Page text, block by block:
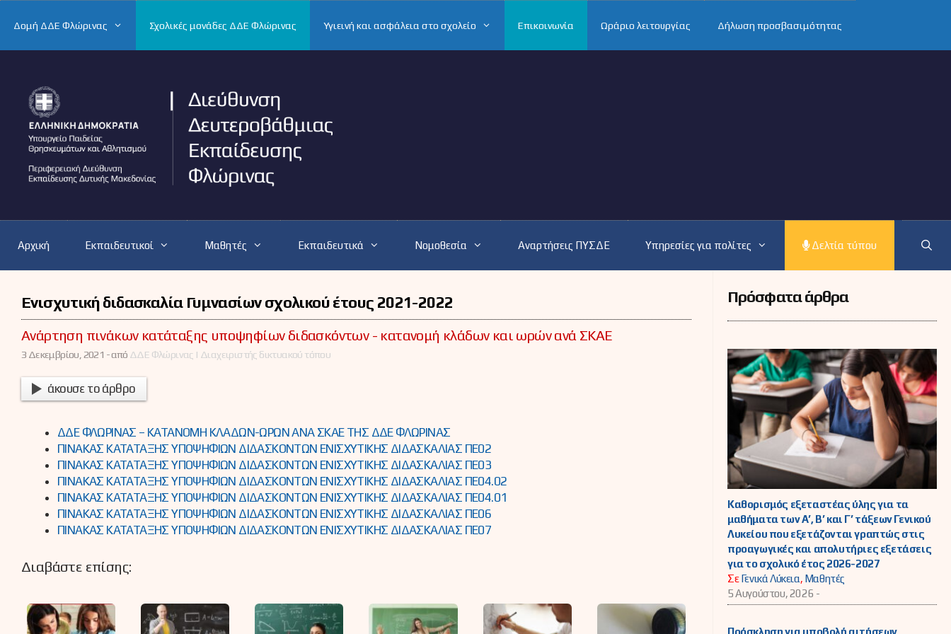
Δομή ΔΔΕ Φλώρινας Σχολικές μονάδες ΔΔΕ Φλώρινας Υγιεινή και ασφάλεια στο σχολείο Επικοινωνία Ωράριο λειτουργίας Δήλωση προσβασιμότητας
Αρχική Εκπαιδευτικοί Μαθητές Εκπαιδευτικά Νομοθεσία Αναρτήσεις ΠΥΣΔΕ Υπηρεσίες για πολίτες Δελτία τύπου
Ενισχυτική διδασκαλία Γυμνασίων σχολικού έτους 2021-2022
Ανάρτηση πινάκων κατάταξης υποψηφίων διδασκόντων - κατανομή κλάδων και ωρών ανά ΣΚΑΕ
3 Δεκεμβρίου, 2021 -από ΔΔΕ Φλώρινας | Διαχειριστής δικτυακού τόπου
άκουσε το άρθρο
ΔΔΕ ΦΛΩΡΙΝΑΣ – ΚΑΤΑΝΟΜΗ ΚΛΑΔΩΝ-ΩΡΩΝ ΑΝΑ ΣΚΑΕ ΤΗΣ ΔΔΕ ΦΛΩΡΙΝΑΣ
ΠΙΝΑΚΑΣ ΚΑΤΑΤΑΞΗΣ ΥΠΟΨΗΦΙΩΝ ΔΙΔΑΣΚΟΝΤΩΝ ΕΝΙΣΧΥΤΙΚΗΣ ΔΙΔΑΣΚΑΛΙΑΣ ΠΕ02
ΠΙΝΑΚΑΣ ΚΑΤΑΤΑΞΗΣ ΥΠΟΨΗΦΙΩΝ ΔΙΔΑΣΚΟΝΤΩΝ ΕΝΙΣΧΥΤΙΚΗΣ ΔΙΔΑΣΚΑΛΙΑΣ ΠΕ03
ΠΙΝΑΚΑΣ ΚΑΤΑΤΑΞΗΣ ΥΠΟΨΗΦΙΩΝ ΔΙΔΑΣΚΟΝΤΩΝ ΕΝΙΣΧΥΤΙΚΗΣ ΔΙΔΑΣΚΑΛΙΑΣ ΠΕ04.02
ΠΙΝΑΚΑΣ ΚΑΤΑΤΑΞΗΣ ΥΠΟΨΗΦΙΩΝ ΔΙΔΑΣΚΟΝΤΩΝ ΕΝΙΣΧΥΤΙΚΗΣ ΔΙΔΑΣΚΑΛΙΑΣ ΠΕ04.01
ΠΙΝΑΚΑΣ ΚΑΤΑΤΑΞΗΣ ΥΠΟΨΗΦΙΩΝ ΔΙΔΑΣΚΟΝΤΩΝ ΕΝΙΣΧΥΤΙΚΗΣ ΔΙΔΑΣΚΑΛΙΑΣ ΠΕ06
ΠΙΝΑΚΑΣ ΚΑΤΑΤΑΞΗΣ ΥΠΟΨΗΦΙΩΝ ΔΙΔΑΣΚΟΝΤΩΝ ΕΝΙΣΧΥΤΙΚΗΣ ΔΙΔΑΣΚΑΛΙΑΣ ΠΕ07
Διαβάστε επίσης:
Πρόσφατα άρθρα
Καθορισμός εξεταστέας ύλης για τα
μαθήματα των Α’, Β’ και Γ’ τάξεων Γενικού
Λυκείου που εξετάζονται γραπτώς στις
προαγωγικές και απολυτήριες εξετάσεις
για το σχολικό έτος 2026-2027
ΣεΓενικά Λύκεια, Μαθητές
5 Αυγούστου, 2026 -